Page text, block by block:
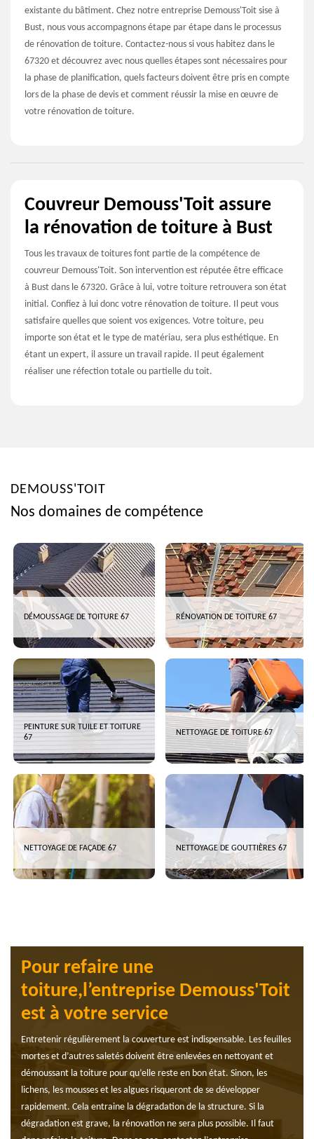
existante du bâtiment. Chez notre entreprise Demouss'Toit sise à
Bust, nous vous accompagnons étape par étape dans le processus
de rénovation de toiture. Contactez-nous si vous habitez dans le
67320 et découvrez avec nous quelles étapes sont nécessaires pour
la phase de planification, quels facteurs doivent être pris en compte
lors de la phase de devis et comment réussir la mise en œuvre de
votre rénovation de toiture.
Couvreur Demouss'Toit assure
la rénovation de toiture à Bust
Tous les travaux de toitures font partie de la compétence de
couvreur Demouss'Toit. Son intervention est réputée être efficace
à Bust dans le 67320. Grâce à lui, votre toiture retrouvera son état
initial. Confiez à lui donc votre rénovation de toiture. Il peut vous
satisfaire quelles que soient vos exigences. Votre toiture, peu
importe son état et le type de matériau, sera plus esthétique. En
étant un expert, il assure un travail rapide. Il peut également
réaliser une réfection totale ou partielle du toit.
DEMOUSS'TOIT
Nos domaines de compétence
DÉMOUSSAGE DE TOITURE 67 RÉNOVATION DE TOITURE 67
PEINTURE SUR TUILE ET TOITURE
67
NETTOYAGE DE TOITURE 67
NETTOYAGE DE FAÇADE 67 NETTOYAGE DE GOUTTIÈRES 67
Pour refaire une
toiture,l’entreprise Demouss'Toit
est à votre service
Entretenir régulièrement la couverture est indispensable. Les feuilles
mortes et d’autres saletés doivent être enlevées en nettoyant et
démoussant la toiture pour qu’elle reste en bon état. Sinon, les
lichens, les mousses et les algues risqueront de se développer
rapidement. Cela entraine la dégradation de la structure. Si la
dégradation est grave, la rénovation ne sera plus possible. Il faut